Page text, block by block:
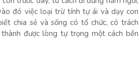
đó việc loại trừ tính tự ái và dạy con
chia sẻ và sống có tổ chức, có trách
được lòng tự trọng một cách bền